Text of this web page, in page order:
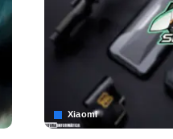
Xiaomi